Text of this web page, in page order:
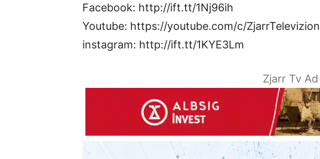
Facebook: http://ift.tt/1Nj96ih
Youtube: https://youtube.com/c/ZjarrTelevizion
instagram: http://ift.tt/1KYE3Lm
Zjarr Tv Ad